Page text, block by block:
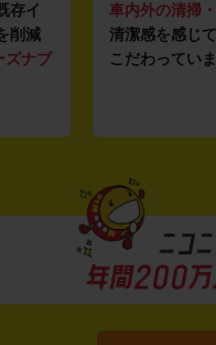
存イ
削減
ズナブ
車内外の清掃
清潔感を感じ
こだわっていま